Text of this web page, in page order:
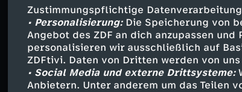
Zustimmungspflichtige Datenverarbeitung
• Personalisierung:Die Speicherung von
Angebot des ZDF an dich anzupassen
personalisieren wir ausschließlich auf
ZDFtivi. Daten von Dritten werden von
• Social Media und externe Drittsysteme:
Anbietern. Unter anderem um das Teilen
Memphis Depay (47.) gelang
Die Aufstellungen:
Polen:Grabara - Ziolkowski,